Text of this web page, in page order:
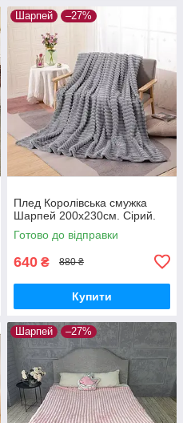
Шарпей –27%
Плед Королівська смужка
Шарпей 200х230см. Сірий.
Готово до відправки
640 ₴ 880 ₴
Купити
Шарпей –27%